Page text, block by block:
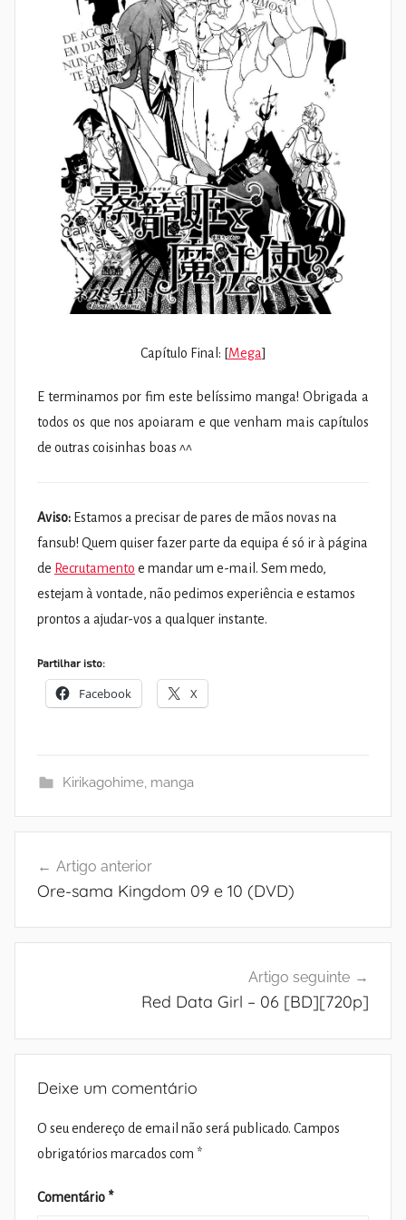
Capítulo Final: [Mega]
E terminamos por fim este belíssimo manga! Obrigada a
todos os que nos apoiaram e que venham mais capítulos
de outras coisinhas boas ^^
Aviso: Estamos a precisar de pares de mãos novas na
fansub! Quem quiser fazer parte da equipa é só ir à página
de Recrutamento e mandar um e-mail. Sem medo,
estejam à vontade, não pedimos experiência e estamos
prontos a ajudar-vos a qualquer instante.
Partilhar isto:
Facebook X
Kirikagohime, manga
Artigo anterior
Ore-sama Kingdom 09 e 10 (DVD)
Artigo seguinte
Red Data Girl – 06 [BD][720p]
Deixe um comentário
O seu endereço de email não será publicado. Campos
obrigatórios marcados com *
Comentário *